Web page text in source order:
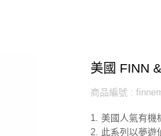
美國 FINN
商品編號 :
1. 美國人氣有機
2. 此系列以夢遊